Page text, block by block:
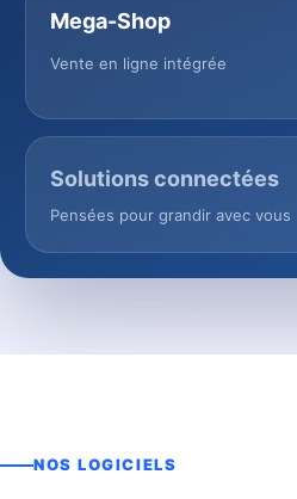
Mega-Shop
Vente en ligne intégrée
Solutions connectées
Pensées pour grandir avec vous
NOS LOGICIELS